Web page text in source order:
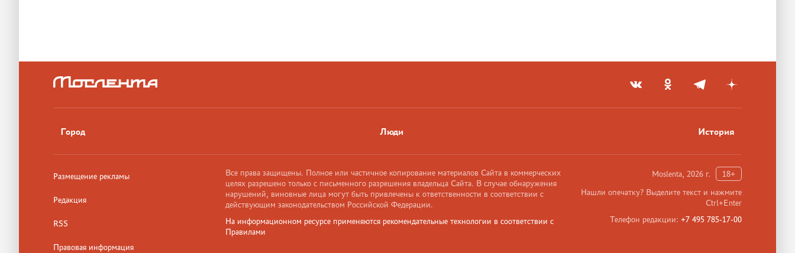
Город Люди История
Размещение рекламы
Редакция
RSS
Правовая информация
Moslenta, 2026 г.
18+
Нашли опечатку? Выделите текст и нажмите
Ctrl+Enter
Телефон редакции: +7 495 785-17-00
Все права защищены. Полное или частичное копирование материалов Сайта в коммерческих
целях разрешено только с письменного разрешения владельца Сайта. В случае обнаружения
нарушений, виновные лица могут быть привлечены к ответственности в соответствии с
действующим законодательством Российской Федерации.
На информационном ресурсе применяются рекомендательные технологии в соответствии с
Правилами